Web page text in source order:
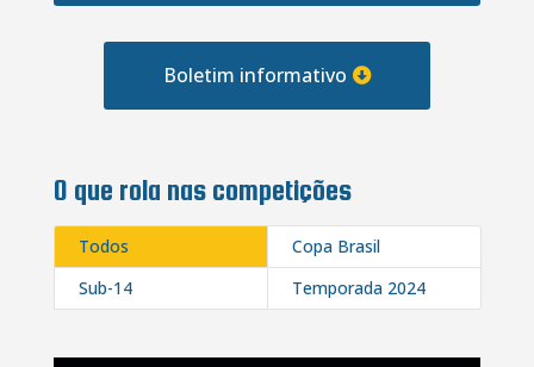
Boletim informativo
O que rola nas competições
Todos
Copa Brasil
Sub-14
Temporada 2024